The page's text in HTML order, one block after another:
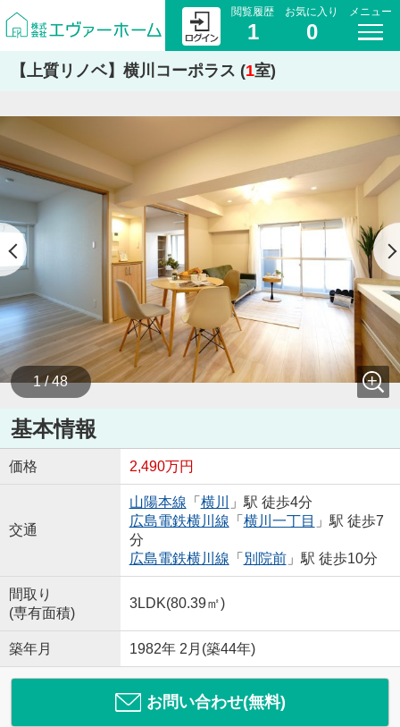
閲覧履歴
1
お気に入り
0
メニュー
【上質リノベ】横川コーポラス (1室)
1 / 48
基本情報
価格 2,490万円
交通
山陽本線 「 横川
」駅 徒歩4分
広島電鉄横川線 「 横川一丁目 」駅 徒歩7
分
広島電鉄横川線 「 別院前」駅 徒歩10分
間取り
(専有面積)
3LDK(80.39㎡)
築年月 1982年 2月(築44年)
お問い合わせ(無料)